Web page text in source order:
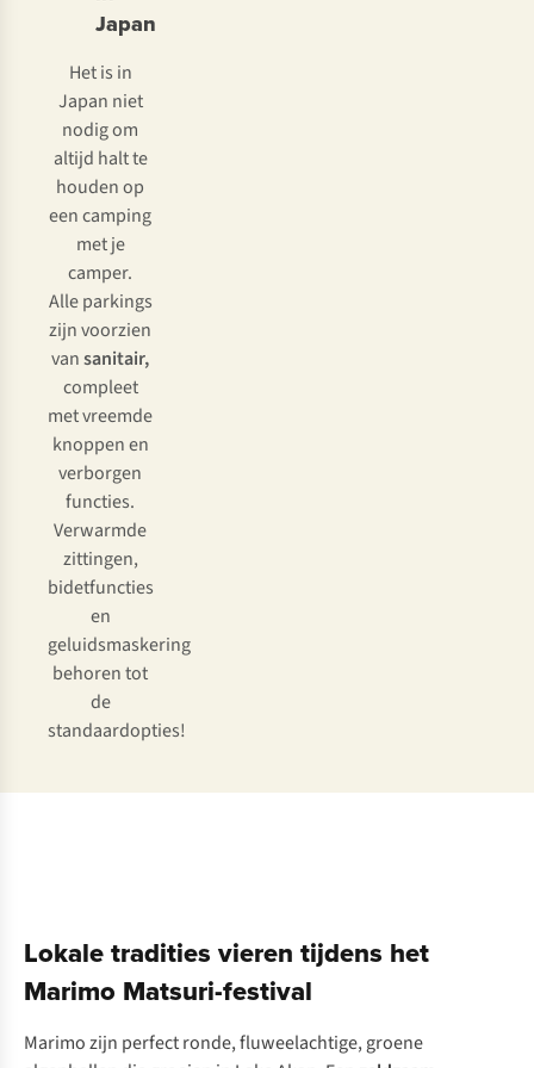
Japan
Het is in
Japan niet
nodig om
altijd halt te
houden op
een camping
met je
camper.
Alle parkings
zijn voorzien
vansanitair,
compleet
met vreemde
knoppen en
verborgen
functies.
Verwarmde
zittingen,
bidetfuncties
en
geluidsmaskering
behoren tot
de
standaardopties!
Lokale tradities vieren tijdens het
Marimo Matsuri-festival
Marimozijn perfectronde,fluweelachtige,groene